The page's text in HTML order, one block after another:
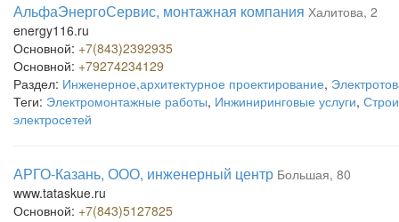
АльфаЭнергоСервис, монтажная компания Халитова, 2
energy116.ru
Основной: +7(843)2392935
Основной: +79274234129
Раздел: Инженерное,архитектурное проектирование,
Теги: Электромонтажные работы, Инжиниринговые услуги,
электросетей
АРГО-Казань, ООО, инженерный центр Большая, 80
www.tataskue.ru
Основной: +7(843)5127825